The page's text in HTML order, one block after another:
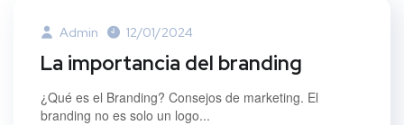
Admin 12/01/2024
La importancia del branding
¿Qué es el Branding? Consejos de marketing. El
branding no es solo un logo...